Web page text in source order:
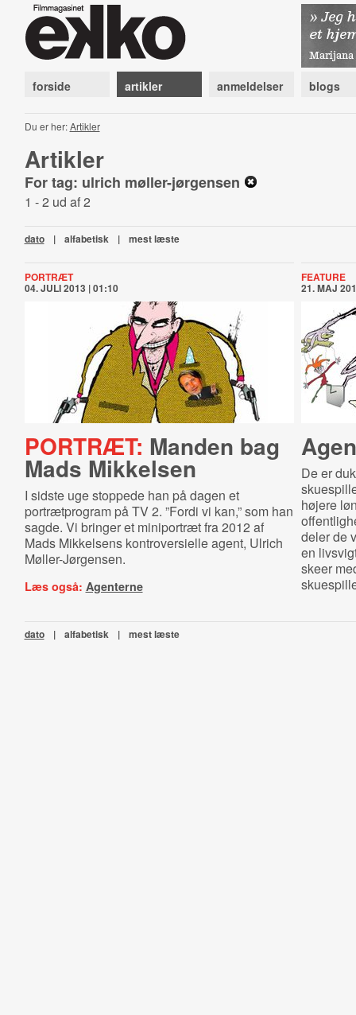
forside artikler anmeldelser blogs
Du er her:Artikler
Artikler
For tag: ulrich møller-jørgensen
1 - 2 ud af 2
dato | alfabetisk | mest læste
PORTRÆT
04. JULI 2013 | 01:10
PORTRÆT: Manden bag
Mads Mikkelsen
I sidste uge stoppede han på dagen et
portrætprogram på TV 2. ”Fordi vi kan,” som han
sagde. Vi bringer et miniportræt fra 2012 af
Mads Mikkelsens kontroversielle agent, Ulrich
Møller-Jørgensen.
Læs også: Agenterne
FEATURE
21. MAJ
De er
højere
deler de
en
skeer
dato | alfabetisk | mest læste